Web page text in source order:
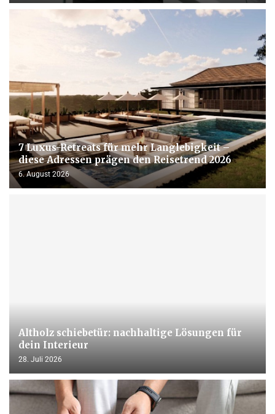
7 Luxus-Retreats für mehr Langlebigkeit –
diese Adressen prägen den Reisetrend 2026
6. August 2026
Altholz schiebetür: nachhaltige Lösungen für
dein Interieur
28. Juli 2026